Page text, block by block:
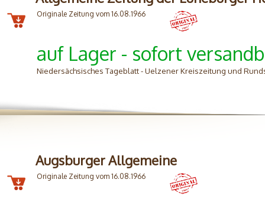
Originale Zeitung vom 16.08.1966
auf Lager - sofort
Niedersächsisches Tageblatt - Uelzener Kreiszeitung und
Augsburger Allgemeine
Originale Zeitung vom 16.08.1966